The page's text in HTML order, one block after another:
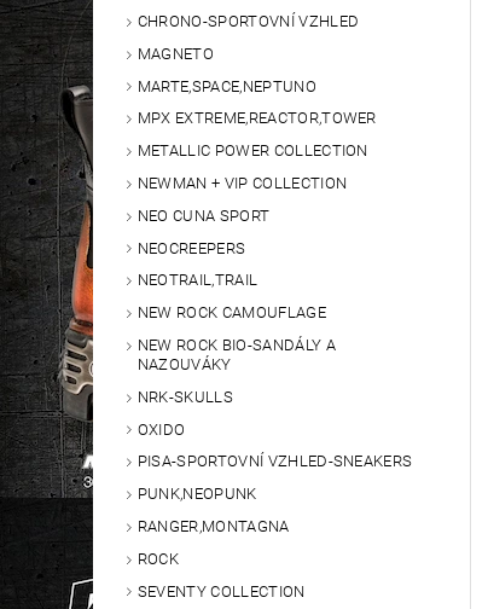
CHRONO-SPORTOVNÍ VZHLED
MAGNETO
MARTE,SPACE,NEPTUNO
MPX EXTREME,REACTOR,TOWER
METALLIC POWER COLLECTION
NEWMAN + VIP COLLECTION
NEO CUNA SPORT
NEOCREEPERS
NEOTRAIL,TRAIL
NEW ROCK CAMOUFLAGE
NEW ROCK BIO-SANDÁLY A
NAZOUVÁKY
NRK-SKULLS
OXIDO
PISA-SPORTOVNÍ VZHLED-SNEAKERS
PUNK,NEOPUNK
RANGER,MONTAGNA
ROCK
SEVENTY COLLECTION